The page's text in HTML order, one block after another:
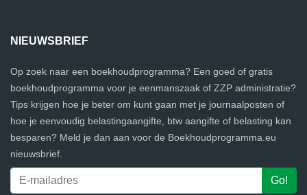
NIEUWSBRIEF
Op zoek naar een boekhoudprogramma? Een goed of gratis
boekhoudprogramma voor je eenmanszaak of ZZP administratie?
Tips krijgen hoe je beter om kunt gaan met je journaalposten of
hoe je eenvoudig belastingaangifte, btw aangifte of belasting kan
besparen? Meld je dan aan voor de Boekhoudprogramma.eu
nieuwsbrief.